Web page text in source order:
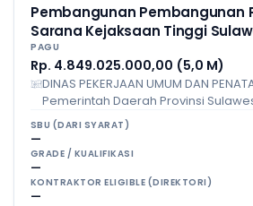
Pembangunan Pembangunan
Sarana Kejaksaan Tinggi
PAGU
Rp. 4.849.025.000,00 (5,0 M)
DINAS PEKERJAAN UMUM DAN
Pemerintah Daerah Provinsi
SBU (DARI SYARAT)
—
GRADE / KUALIFIKASI
—
KONTRAKTOR ELIGIBLE (DIREKTORI)
—